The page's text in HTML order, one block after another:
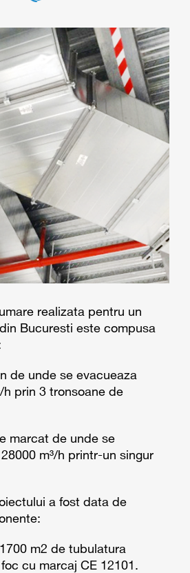
realizata pentru un
Bucuresti este compusa
de unde se evacueaza
h prin 3 tronsoane de
marcat de unde se
m³/h printr-un singur
a fost data de
m2 de tubulatura
cu marcaj CE 12101.